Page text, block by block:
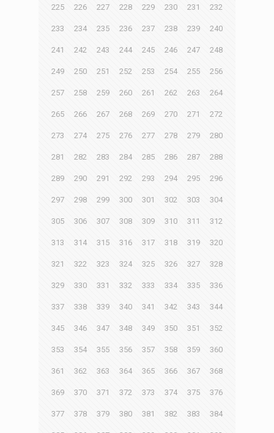
225 226 227 228 229 230 231 232
233 234 235 236 237 238 239 240
241 242 243 244 245 246 247 248
249 250 251 252 253 254 255 256
257 258 259 260 261 262 263 264
265 266 267 268 269 270 271 272
273 274 275 276 277 278 279 280
281 282 283 284 285 286 287 288
289 290 291 292 293 294 295 296
297 298 299 300 301 302 303 304
305 306 307 308 309 310 311 312
313 314 315 316 317 318 319 320
321 322 323 324 325 326 327 328
329 330 331 332 333 334 335 336
337 338 339 340 341 342 343 344
345 346 347 348 349 350 351 352
353 354 355 356 357 358 359 360
361 362 363 364 365 366 367 368
369 370 371 372 373 374 375 376
377 378 379 380 381 382 383 384